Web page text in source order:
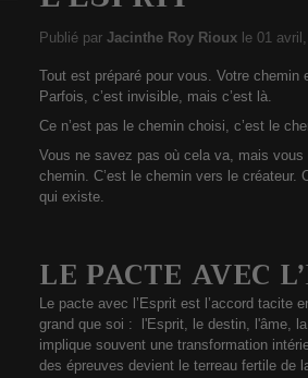
Publié par Jacinthe Roy Rioux le 01
Tout est préparé pour vous. Votre chemin
Parfois, c’est invisible, mais c’est là.
Ce n’est pas le chemin choisi, c’est le
Vous ne savez pas où cela va, mais
chemin. C’est le chemin vers le créateur.
qui existe.
LE PACTE AVEC
Le pacte avec l’Esprit est l’accord tacite
grand que soi : l'Esprit, le destin, l'âme,
implique souvent une transformation
des épreuves devient le terreau fertile de